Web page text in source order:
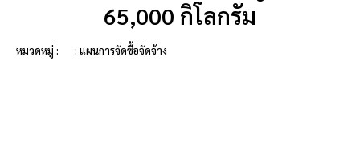
65,000 กิโลกรัม
หมวดหมู่ : : แผนการจัดซื้อจัดจ้าง